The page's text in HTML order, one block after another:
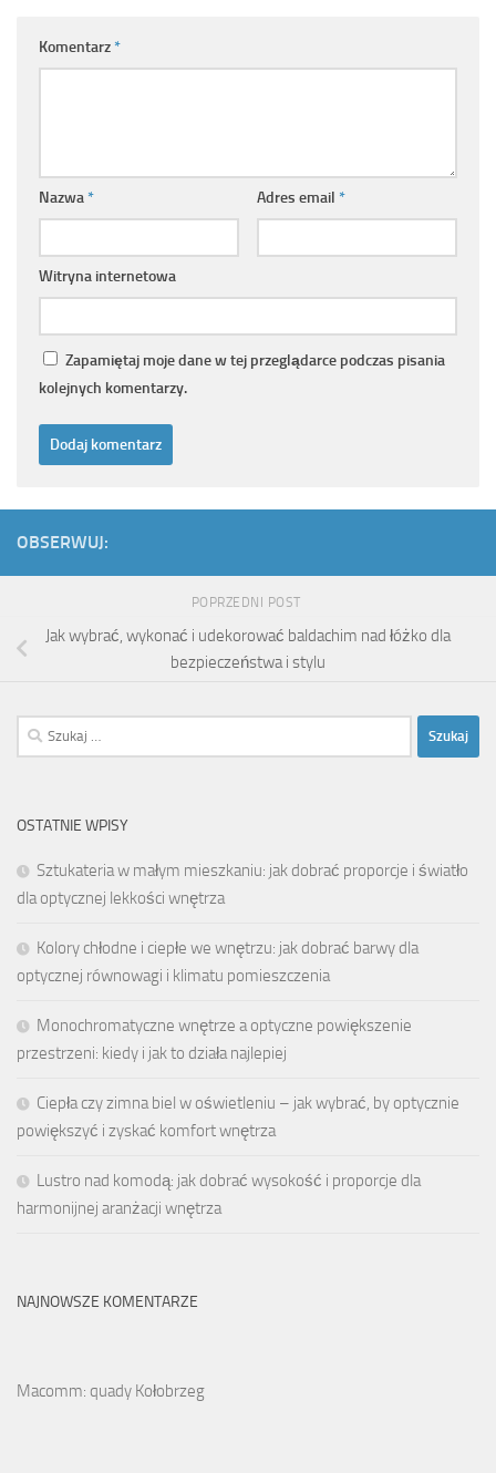
Komentarz*
Nazwa* Adres email *
Witryna internetowa
Zapamiętaj moje dane w tej przeglądarce podczas pisania
kolejnych komentarzy.
OBSERWUJ:
POPRZEDNI POST
Jak wybrać, wykonać i udekorować baldachim nad łóżko dla
bezpieczeństwa i stylu
Szukaj:
OSTATNIE WPISY
Sztukateria w małym mieszkaniu: jak dobrać proporcje i światło
dla optycznej lekkości wnętrza
Kolory chłodne i ciepłe we wnętrzu: jak dobrać barwy dla
optycznej równowagi i klimatu pomieszczenia
Monochromatyczne wnętrze a optyczne powiększenie
przestrzeni: kiedy i jak to działa najlepiej
Ciepła czy zimna biel w oświetleniu – jak wybrać, by optycznie
powiększyć i zyskać komfort wnętrza
Lustro nad komodą: jak dobrać wysokość i proporcje dla
harmonijnej aranżacji wnętrza
NAJNOWSZE KOMENTARZE
Macomm: quady Kołobrzeg